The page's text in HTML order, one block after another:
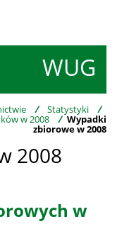
WUG
/ Statystyki /
w 2008 / Wypadki
zbiorowe w 2008
2008
w